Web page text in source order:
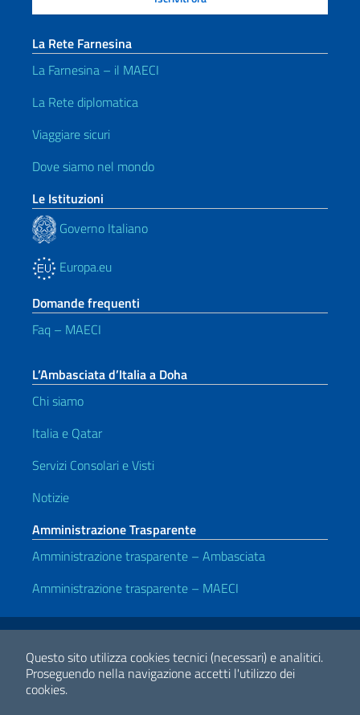
Questo sito utilizza cookies tecnici (necessari) e analitici.
Proseguendo nella navigazione accetti l'utilizzo dei
cookies.
La Rete Farnesina
La Farnesina – il MAECI
La Rete diplomatica
Viaggiare sicuri
Dove siamo nel mondo
Le Istituzioni
Governo Italiano
Europa.eu
Domande frequenti
Faq – MAECI
L’Ambasciata d’Italia a Doha
Chi siamo
Italia e Qatar
Servizi Consolari e Visti
Notizie
Amministrazione Trasparente
Amministrazione trasparente – Ambasciata
Amministrazione trasparente – MAECI
Link Utili